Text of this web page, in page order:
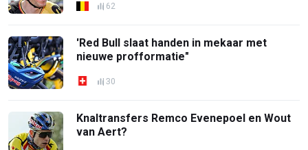
62
'Red Bull slaat handen in mekaar met
nieuwe profformatie"
30
Knaltransfers Remco Evenepoel en Wout
van Aert?